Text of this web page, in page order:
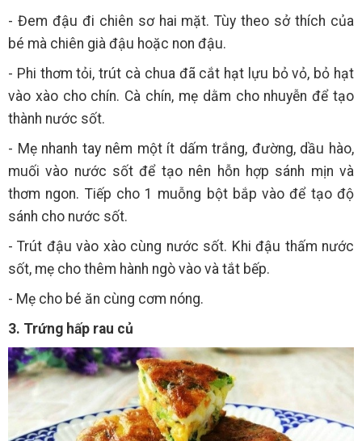
- Đem đậu đi chiên sơ hai mặt. Tùy theo sở thích của
bé mà chiên già đậu hoặc non đậu.
- Phi thơm tỏi, trút cà chua đã cắt hạt lựu bỏ vỏ, bỏ hạt
vào xào cho chín. Cà chín, mẹ dằm cho nhuyễn để tạo
thành nước sốt.
- Mẹ nhanh tay nêm một ít dấm trắng, đường, dầu hào,
muối vào nước sốt để tạo nên hỗn hợp sánh mịn và
thơm ngon. Tiếp cho 1 muỗng bột bắp vào để tạo độ
sánh cho nước sốt.
- Trút đậu vào xào cùng nước sốt. Khi đậu thấm nước
sốt, mẹ cho thêm hành ngò vào và tắt bếp.
- Mẹ cho bé ăn cùng cơm nóng.
3. Trứng hấp rau củ